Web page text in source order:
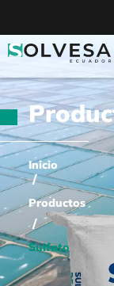
Inicio
/
Productos
/
Sulfato De